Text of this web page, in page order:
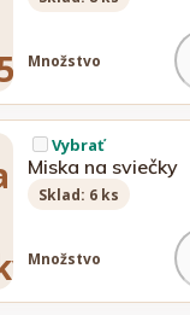
Množstvo
Vybrať
Miska na sviečky
Sklad: 6 ks
Množstvo